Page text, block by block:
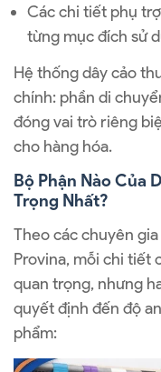
Các chi tiết phụ
từng mục đích sử
Hệ thống dây cảo
chính: phần di
đóng vai trò riêng
cho hàng hóa.
Bộ Phận Nào Của
Trọng Nhất?
Theo các chuyên
Provina, mỗi chi tiết
quan trọng, nhưng
quyết định đến độ
phẩm: